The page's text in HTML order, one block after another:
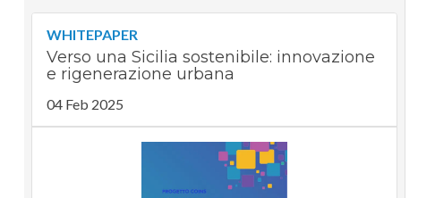
WHITEPAPER
Verso una Sicilia sostenibile: innovazione
e rigenerazione urbana
04 Feb 2025